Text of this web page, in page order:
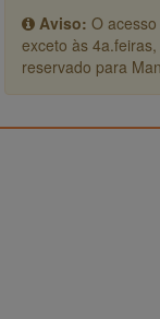
Aviso: O
exceto às
reservado para